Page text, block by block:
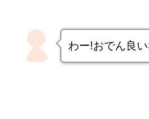
わー!おでん良